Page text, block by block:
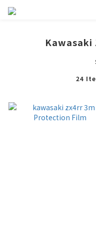
Kawasaki
24